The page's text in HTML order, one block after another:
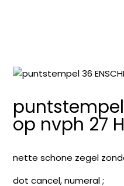
puntstempel
op nvph 27
nette schone zegel
dot cancel, numeral ;